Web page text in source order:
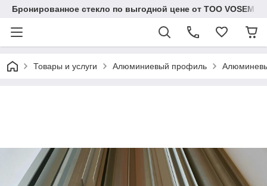
Бронированное стекло по выгодной цене от ТОО VOSEM
Товары и услуги Алюминиевый профиль